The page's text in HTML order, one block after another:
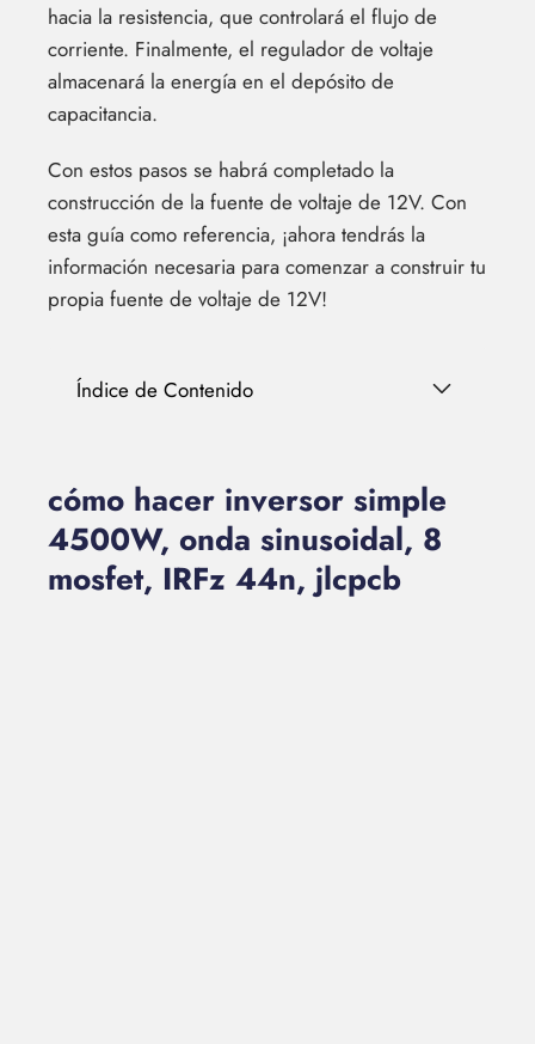
hacia la resistencia, que controlará el flujo de
corriente. Finalmente, el regulador de voltaje
almacenará la energía en el depósito de
capacitancia.
Con estos pasos se habrá completado la
construcción de la fuente de voltaje de 12V. Con
esta guía como referencia, ¡ahora tendrás la
información necesaria para comenzar a construir tu
propia fuente de voltaje de 12V!
Índice de Contenido
cómo hacer inversor simple
4500W, onda sinusoidal, 8
mosfet, IRFz 44n, jlcpcb